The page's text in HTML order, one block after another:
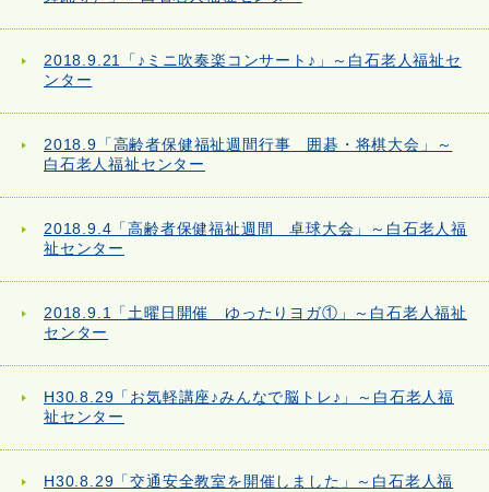
2018.9.21「♪ミニ吹奏楽コンサート♪」～白石老人福祉セ
ンター
2018.9「高齢者保健福祉週間行事 囲碁・将棋大会」～
白石老人福祉センター
2018.9.4「高齢者保健福祉週間 卓球大会」～白石老人福
祉センター
2018.9.1「土曜日開催 ゆったりヨガ①」～白石老人福祉
センター
H30.8.29「お気軽講座♪みんなで脳トレ♪」～白石老人福
祉センター
H30.8.29「交通安全教室を開催しました」～白石老人福